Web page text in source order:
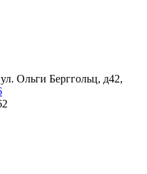
Ольги Берггольц, д42,